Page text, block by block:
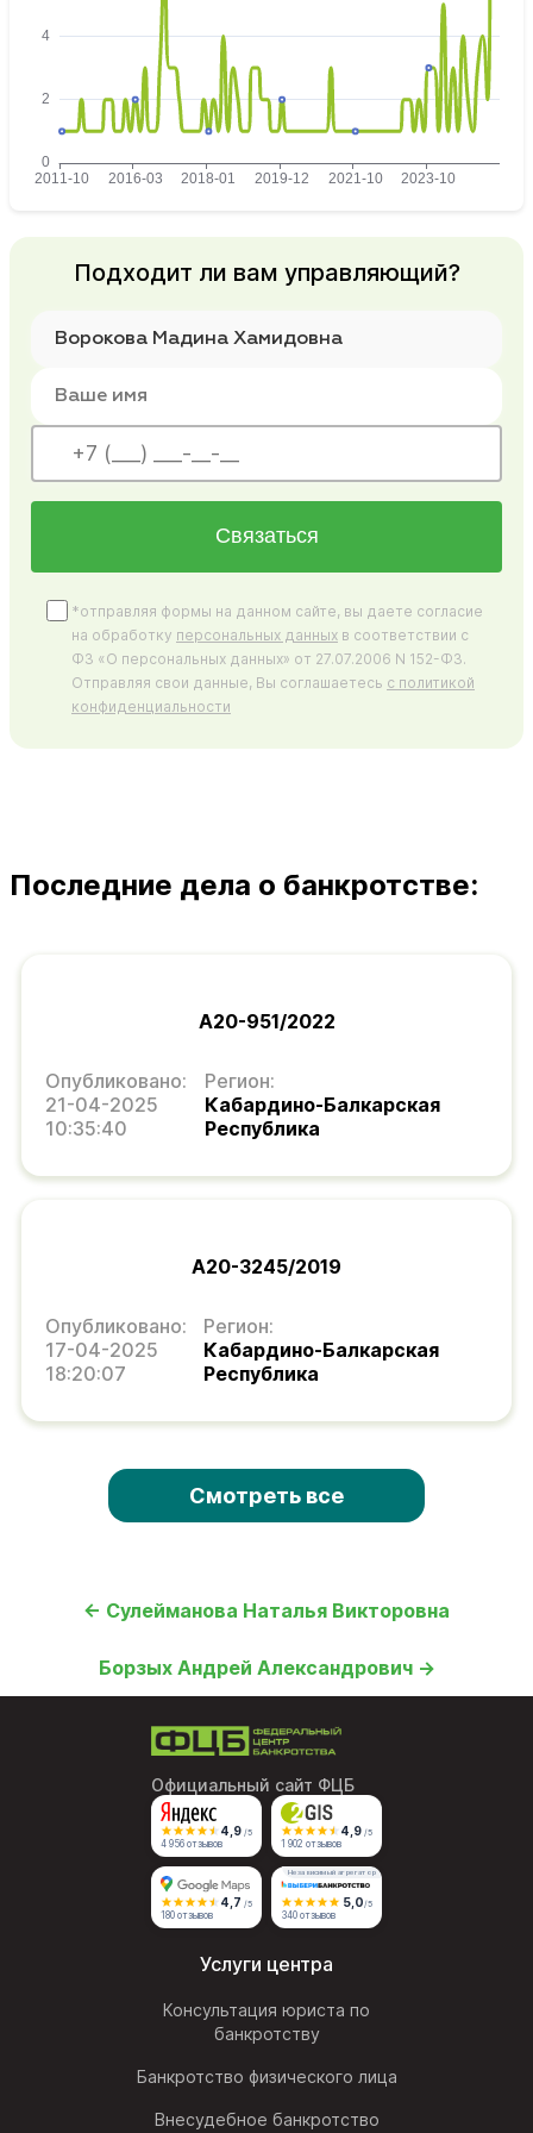
Подходит ли вам управляющий?
Связаться
*отправляя формы на данном сайте, вы даете согласие
на обработку персональных данных в соответствии с
ФЗ «О персональных данных» от 27.07.2006 N 152-ФЗ.
Отправляя свои данные, Вы соглашаетесь с политикой
конфиденциальности
Последние дела о банкротстве:
А20-951/2022
Опубликовано:
21-04-2025
10:35:40
Регион:
Кабардино-Балкарская
Республика
А20-3245/2019
Опубликовано:
17-04-2025
18:20:07
Регион:
Кабардино-Балкарская
Республика
Смотреть все
← Сулейманова Наталья Викторовна
Борзых Андрей Александрович →
Официальный сайт ФЦБ
4,9 /5
4 956 отзывов
4,9 /5
1 902 отзывов
4,7 /5
180 отзывов
Независимый агрегатор
5,0/5
340 отзывов
Услуги центра
Консультация юриста по
банкротству
Банкротство физического лица
Внесудебное банкротство